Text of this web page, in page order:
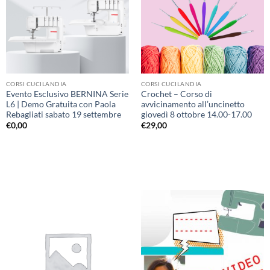
desideri
CORSI CUCILANDIA
Evento Esclusivo BERNINA Serie
L6 | Demo Gratuita con Paola
Rebagliati sabato 19 settembre
€0,00
desideri
CORSI CUCILANDIA
Crochet – Corso di
avvicinamento all’uncinetto
giovedì 8 ottobre 14.00-17.00
€29,00